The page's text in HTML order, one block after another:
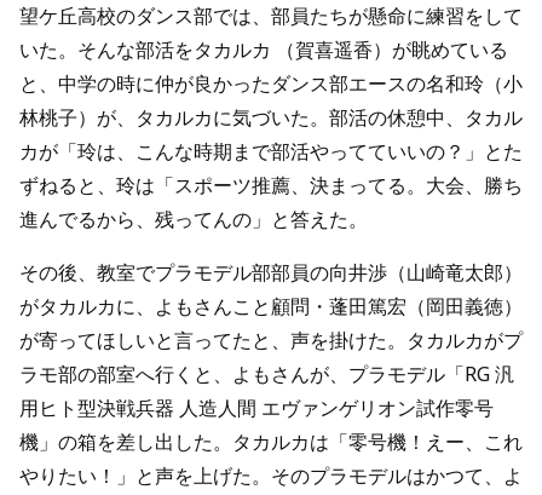
望ケ丘高校のダンス部では、部員たちが懸命に練習をして
いた。そんな部活をタカルカ （賀喜遥香）が眺めている
と、中学の時に仲が良かったダンス部エースの名和玲（小
林桃子）が、タカルカに気づいた。部活の休憩中、タカル
カが「玲は、こんな時期まで部活やってていいの？」とた
ずねると、玲は「スポーツ推薦、決まってる。大会、勝ち
進んでるから、残ってんの」と答えた。
その後、教室でプラモデル部部員の向井渉（山崎竜太郎）
がタカルカに、よもさんこと顧問・蓬田篤宏（岡田義徳）
が寄ってほしいと言ってたと、声を掛けた。タカルカがプ
ラモ部の部室へ行くと、よもさんが、プラモデル「RG 汎
用ヒト型決戦兵器 人造人間 エヴァンゲリオン試作零号
機」の箱を差し出した。タカルカは「零号機！えー、これ
やりたい！」と声を上げた。そのプラモデルはかつて、よ